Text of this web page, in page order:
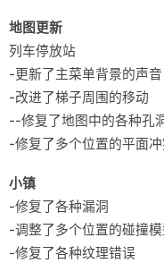
地图更新
列车停放站
-更新了主菜单背景的声音
-改进了梯子周围的移动
--修复了地图中的各种孔
-修复了多个位置的平面冲
小镇
-修复了各种漏洞
-调整了多个位置的碰撞模
-修复了各种纹理错误